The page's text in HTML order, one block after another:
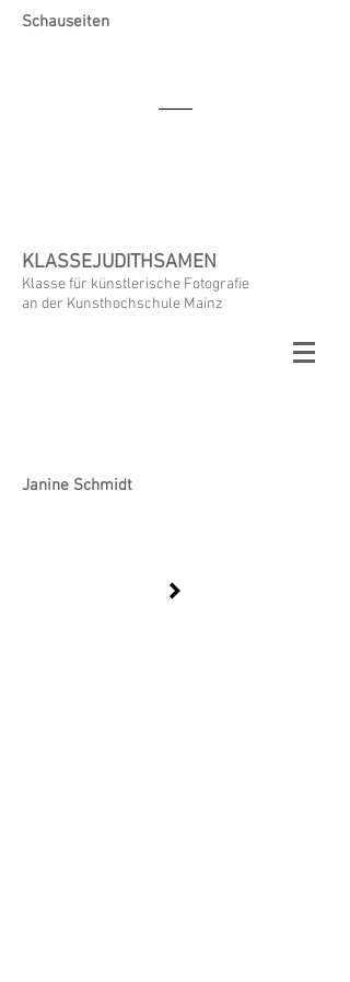
Schauseiten
KLASSEJUDITHSAMEN
Klasse für künstlerische Fotografie
an der Kunsthochschule Mainz
Janine Schmidt